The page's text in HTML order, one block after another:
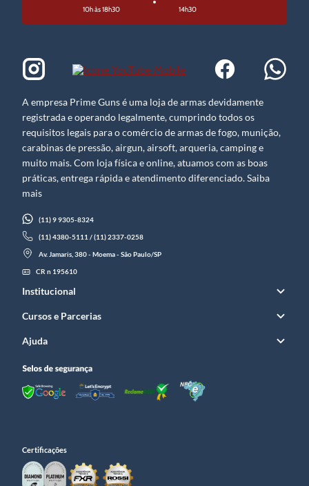
10h às 18h30
14h30
A empresa Prime Guns é uma loja de armas devidamente
registrada e operando legalmente, cumprindo todos os
requisitos legais para o comércio de armas de fogo, munição,
carabinas de pressão, airgun, airsoft, arqueria, camping e
muito mais. Com loja física e online, atuamos com as boas
práticas, entrega rápida e atendimento diferenciado. Saiba
mais
(11) 9 9305-8324
(11) 4380-5111 / (11) 2337-0258
Av. Jamaris, 380 - Moema - São Paulo/SP
CR n 195610
Institucional
Cursos e Parcerias
Ajuda
Certificações